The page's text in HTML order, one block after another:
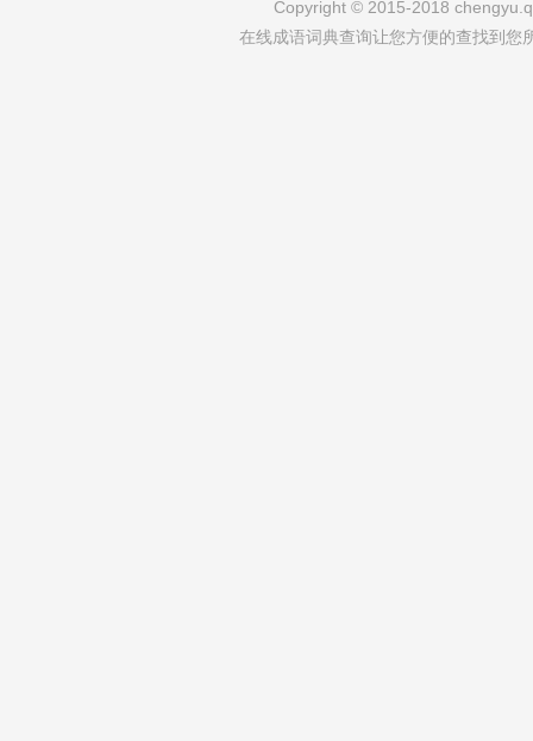
Copyright © 2015-2018
在线成语词典查询让您方便的查找到您